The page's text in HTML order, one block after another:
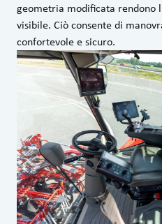
geometria modificata rendono
visibile. Ciò consente di
confortevole e sicuro.